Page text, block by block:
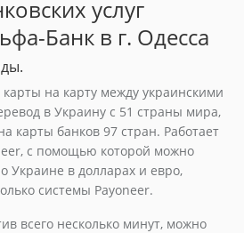
услуг
Банк в г. Одесса
на карту между украинскими
в Украину с 51 страны мира,
карты банков 97 стран. Работает
с помощью которой можно
Украине в долларах и евро,
системы Payoneer.
всего несколько минут, можно